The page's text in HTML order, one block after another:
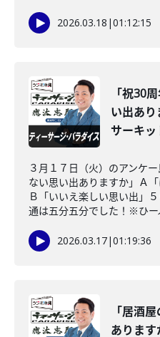
2026.03.18 |01:12:15
「祝30
い出あ
サーキッ
３月１７日（火）のアンケ
ない思い出ありますか」Ａ
Ｂ「いいえ楽しい思い出」
通は五分五分でした！※ひー
2026.03.17|01:19:36
「居酒
ありま